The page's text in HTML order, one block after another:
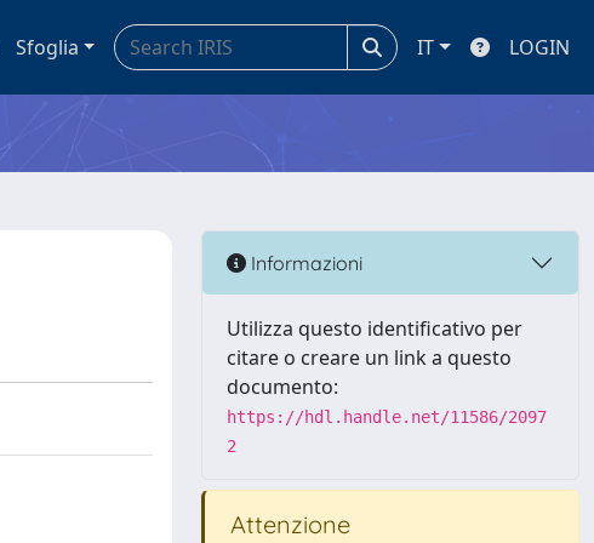
Sfoglia IT LOGIN
Informazioni
Utilizza questo identificativo per
citare o creare un link a questo
documento:
https://hdl.handle.net/11586/2097
2
Attenzione